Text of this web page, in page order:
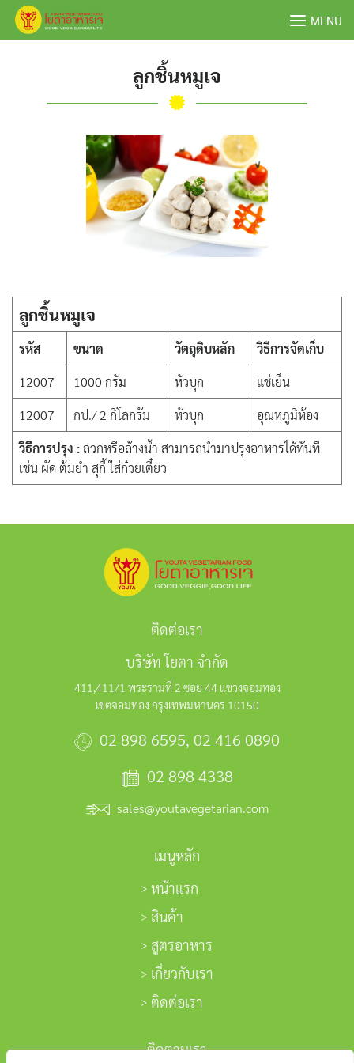
Skip
MENU
ลูกชิ้นหมูเจ
ลูกชิ้นหมูเจ
รหัส ขนาด วัตถุดิบหลัก
วิธีการจัดเก็บ
12007
1000 กรัม หัวบุก
แช่เย็น
12007
กป./ 2 กิโลกรัม หัวบุก
อุณหภูมิห้อง
วิธีการปรุง :ลวกหรือล้างน้ำ สามารถนำมาปรุงอาหารได้ทันที
เช่น ผัด ต้มยำ สุกี้ ใส่ก๋วยเตี๋ยว
ติดต่อเรา
บริษัท โยตา จำกัด
411,411/1 พระรามที่ 2 ซอย 44 แขวงจอมทอง
เขตจอมทอง กรุงเทพมหานคร 10150
02 898 6595, 02 416 0890
02 898 4338
sales@youtavegetarian.com
เมนูหลัก
หน้าแรก
สินค้า
สูตรอาหาร
เกี่ยวกับเรา
ติดต่อเรา
ติดตามเรา